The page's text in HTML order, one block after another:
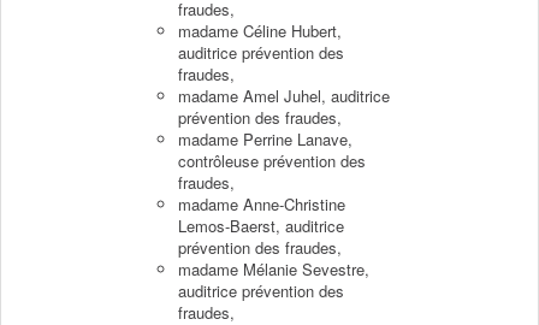
fraudes,
madame Céline Hubert,
auditrice prévention des
fraudes,
madame Amel Juhel, auditrice
prévention des fraudes,
madame Perrine Lanave,
contrôleuse prévention des
fraudes,
madame Anne-Christine
Lemos-Baerst, auditrice
prévention des fraudes,
madame Mélanie Sevestre,
auditrice prévention des
fraudes,